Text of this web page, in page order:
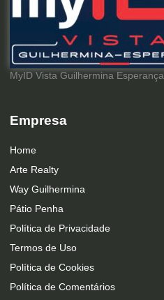
MyID Vista Guilhermina Esperança.
Empresa
Home
Arte Realty
Way Guilhermina
Pátio Penha
Política de Privacidade
Termos de Uso
Política de Cookies
Política de Comentários